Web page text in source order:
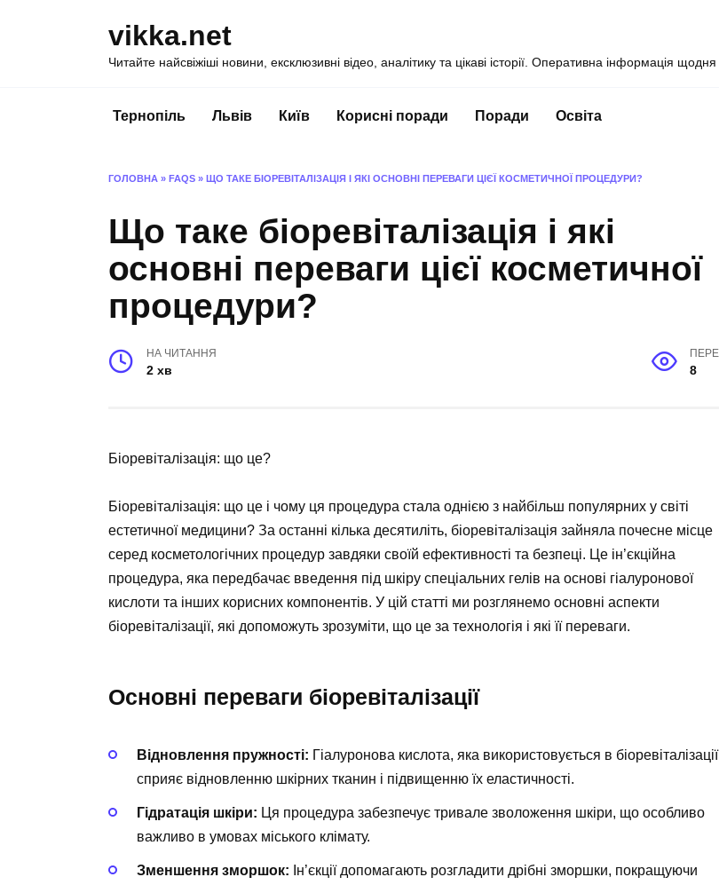
vikka.net
Читайте найсвіжіші новини, ексклюзивні відео, аналітику та цікаві історії. Оперативна інформація
Тернопіль Львів Київ Корисні поради Поради Освіта
ГОЛОВНА » FAQS » ЩО ТАКЕ БІОРЕВІТАЛІЗАЦІЯ І ЯКІ ОСНОВНІ ПЕРЕВАГИ ЦІЄЇ КОСМЕТИЧНОЇ ПРОЦЕДУРИ?
Що таке біоревіталізація і які
основні переваги цієї косметичної
процедури?
НА ЧИТАННЯ
2 хв 8
Біоревіталізація: що це?
Біоревіталізація: що це і чому ця процедура стала однією з найбільш популярних у світі
естетичної медицини? За останні кілька десятиліть, біоревіталізація зайняла почесне місце
серед косметологічних процедур завдяки своїй ефективності та безпеці. Це ін’єкційна
процедура, яка передбачає введення під шкіру спеціальних гелів на основі гіалуронової
кислоти та інших корисних компонентів. У цій статті ми розглянемо основні аспекти
біоревіталізації, які допоможуть зрозуміти, що це за технологія і які її переваги.
Основні переваги біоревіталізації
Відновлення пружності: Гіалуронова кислота, яка використовується в
сприяє відновленню шкірних тканин і підвищенню їх еластичності.
Гідратація шкіри: Ця процедура забезпечує тривале зволоження шкіри, що особливо
важливо в умовах міського клімату.
Зменшення зморшок: Ін’єкції допомагають розгладити дрібні зморшки, покращуючи